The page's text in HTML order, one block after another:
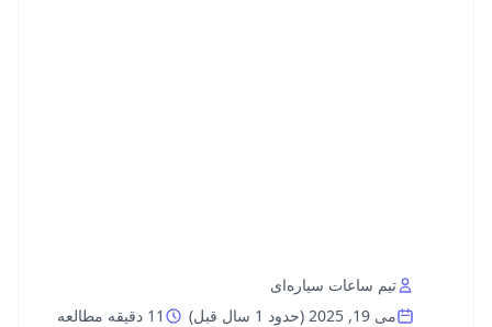
تیم ساعات سیاره‌ای
می 19, 2025
(حدود 1 سال قبل ) 11 دقیقه مطالعه